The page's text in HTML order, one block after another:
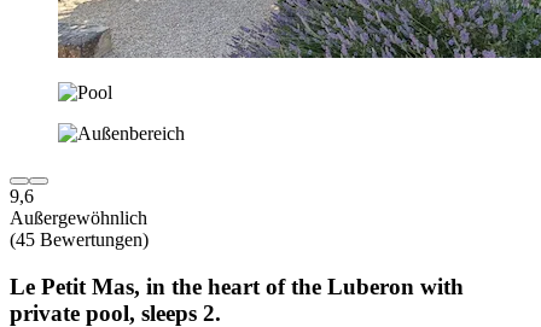
9,6
Außergewöhnlich
(45 Bewertungen)
Le Petit Mas, in the heart of the Luberon with
private pool, sleeps 2.